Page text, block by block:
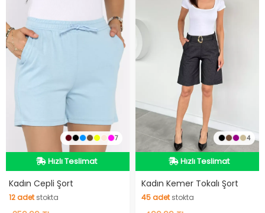
7
Hızlı Teslimat
Hızlı Teslimat
Kadın Cepli Şort
12adetstokta
4
Hızlı Teslimat
Hızlı Teslimat
Kadın Kemer Tokalı Şort
45adetstokta